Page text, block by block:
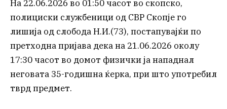
На 22.06.2026 во 01:50 часот во скопско,
полициски службеници од СВР Скопје го
лишија од слобода Н.И.(73), постапувајќи по
претходна пријава дека на 21.06.2026 околу
17:30 часот во домот физички ја нападнал
неговата 35-годишна ќерка, при што употребил
тврд предмет.